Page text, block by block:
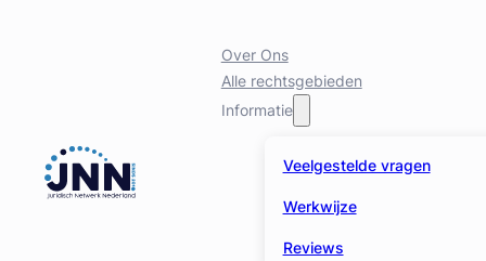
Over Ons
Alle rechtsgebieden
Informatie
Veelgestelde vragen
Werkwijze
Reviews